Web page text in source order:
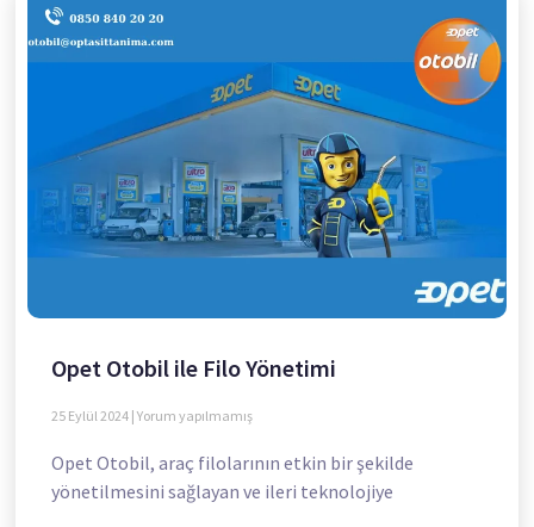
Opet Otobil ile Filo Yönetimi
25 Eylül 2024 Yorum yapılmamış
Opet Otobil, araç filolarının etkin bir şekilde
yönetilmesini sağlayan ve ileri teknolojiye